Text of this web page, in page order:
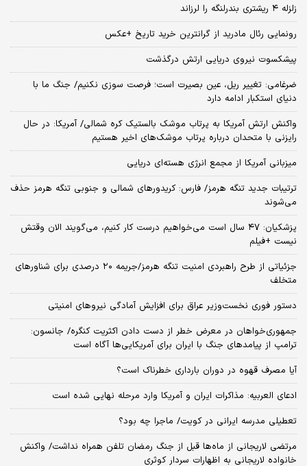
زلزله ۴ ریشتری بندرلنگه را لرزاند
رونمایی رئال مادرید از گرانترین خرید تاریخ +عکس
پیشکسوت نیروی دریایی ارتش درگذشت
ضرغامی: تغییر ریل، عین بصیرت است؛ فرصت سوزی نکنیم/ جنگ ما با
دنیای استکبار ادامه دارد
واکنش ارتش آمریکا به پرتاب موشک بالستیک کره شمالی/ آمریکا: در حال
رایزنی با متحدان درباره پرتاب موشک‌های اخیر هستیم
میزبانی آمریکا از مجمع انرژی هسته‌ای دریایی
ترتیبات جدید تنگه هرمز/ فارس: کریدورهای شمالی و جنوبی تنگه هرمز حذف
می‌شوند
پزشکیان: ۴۷ سال است می‌خواهیم درست کار کنیم، می‌گویند الان وقتش
نیست +فیلم
جزئیاتی از طرح راهبردی امنیت تنگه هرمز/جریمه ۲۰ درصدی برای شناورهای
متخلف
دستور فوری نخست‌وزیر عراق برای افزایش آمادگی نیروهای امنیتی
جمهوری‌خواهان در معرض خطر از دست دادن اکثریت کنگره/ جانسون:
ترامپ از پیامدهای جنگ با ایران برای آمریکایی‌ها آگاه است
آیا مصرف قهوه در دوران بارداری خطرناک است؟
ادعای العربیه: مذاکرات ایران و آمریکا وارد مرحله نهایی شده است
تعطیلی مدرسه ایرانی در کویت/ ماجرا چه بود؟
مرتضی لاریجانی از ماه‌ها قبل از جنگ رمضان تلفن همراه نداشت/ واکنش
خانواده لاریجانی به اظهارات سردار کوثری